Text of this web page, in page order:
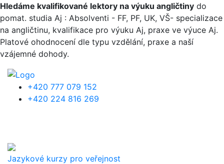
Přejít k hlavnímu obsahu
Hledáme kvalifikované lektory na výuku angličtiny do
pomat. studia Aj : Absolventi - FF, PF, UK, VŠ- specializace
na angličtinu, kvalifikace pro výuku Aj, praxe ve výuce Aj.
Platové ohodnocení dle typu vzdělání, praxe a naší
vzájemné dohody.
+420 777 079 152
+420 224 816 269
Jazykové kurzy pro veřejnost